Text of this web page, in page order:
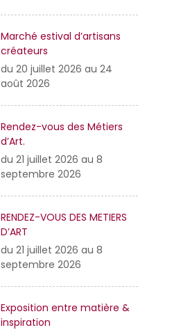
Marché estival d’artisans
créateurs
du 20 juillet 2026 au 24
août 2026
Rendez-vous des Métiers
d’Art.
du 21 juillet 2026 au 8
septembre 2026
RENDEZ-VOUS DES METIERS
D’ART
du 21 juillet 2026 au 8
septembre 2026
Exposition entre matière &
inspiration